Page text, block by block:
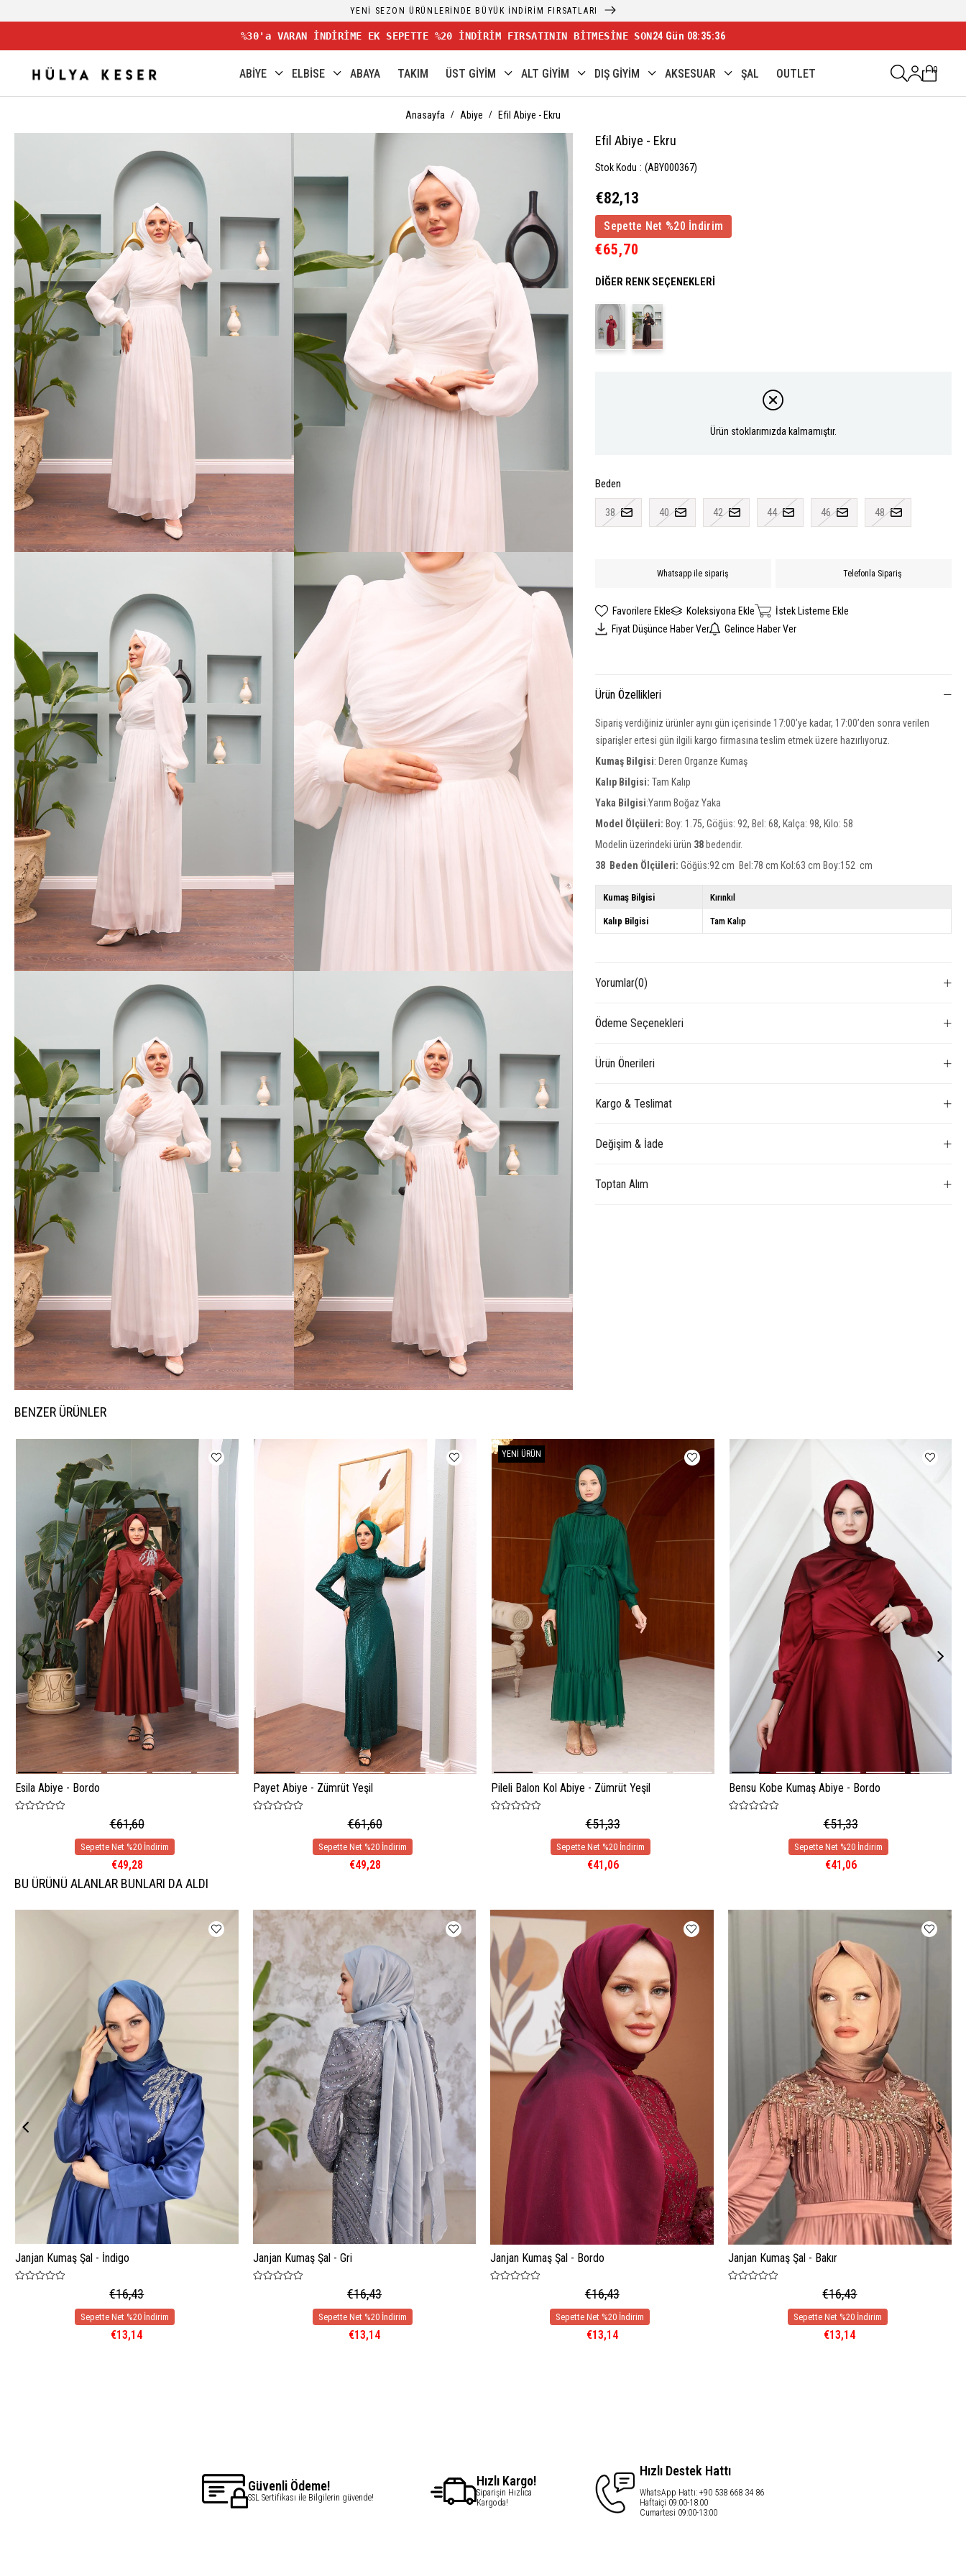
YENİ SEZON ÜRÜNLERİNDE BÜYÜK İNDİRİM FIRSATLARI
%30'a VARAN İNDİRİME EK SEPETTE %20 İNDİRİM FIRSATININ BİTMESİNE SON24 Gün 08:35:34
ABİYE ELBİSE ABAYA TAKIM ÜST GİYİM ALT GİYİM DIŞ GİYİM AKSESUAR ŞAL OUTLET 0
Anasayfa Abiye Efil Abiye - Ekru
Efil Abiye - Ekru
Stok Kodu (ABY000367)
€82,13
Sepette Net %20 İndirim
€65,70
DIĞER RENK SEÇENEKLERI
Ürün stoklarımızda kalmamıştır.
Beden
38 40 42 44 46 48
Whatsapp ile sipariş Telefonla Sipariş
Favorilere Ekle Koleksiyona Ekle
İstek Listeme Ekle
Fiyat Düşünce Haber Ver
Gelince Haber Ver
Ürün Özellikleri
Sipariş verdiğiniz ürünler aynı gün içerisinde 17:00’ye kadar, 17:00’den sonra verilen
siparişler ertesi gün ilgili kargo firmasına teslim etmek üzere hazırlıyoruz.
Kumaş Bilgisi:Deren Organze Kumaş
Kalıp Bilgisi:Tam Kalıp
Yaka Bilgisi:Yarım Boğaz Yaka
Model Ölçüleri: Boy: 1.75, Göğüs: 92, Bel: 68, Kalça: 98, Kilo: 58
Modelin üzerindeki ürün 38bedendir.
38 Beden Ölçüleri:Göğüs:92 cm Bel:78 cm Kol:63 cm Boy:152 cm
Kumaş Bilgisi Kırınkıl
Kalıp Bilgisi Tam Kalıp
Yorumlar(0)
Ödeme Seçenekleri
Ürün Önerileri
Kargo & Teslimat
Değişim & İade
Toptan Alım
BENZER ÜRÜNLER
Esila Abiye - Bordo
€61,60
€49,28
Payet Abiye - Zümrüt Yeşil
€61,60
€49,28
Pileli Balon Kol Abiye - Zümrüt Yeşil
€51,33
€41,06
YENI ÜRÜN
Bensu Kobe Kumaş Abiye - Bordo
€51,33
€41,06
BU ÜRÜNÜ ALANLAR BUNLARI DA ALDI
Janjan Kumaş Şal - İndigo
€16,43
€13,14
Janjan Kumaş Şal - Gri
€16,43
€13,14
Janjan Kumaş Şal - Bordo
€16,43
€13,14
Janjan Kumaş Şal - Bakır
€16,43
€13,14
Güvenli Ödeme!
SSL Sertifikası ile Bilgilerin güvende!
Hızlı Kargo!
Siparişin Hızlıca
Kargoda!
Hızlı Destek Hattı
WhatsApp Hattı: +90 538 668 34 86
Haftaiçi 09:00-18:00
Cumartesi 09:00-13:00